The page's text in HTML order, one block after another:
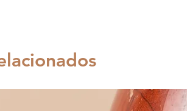
📏Tamanhos
Pequeno:3,5 x 2